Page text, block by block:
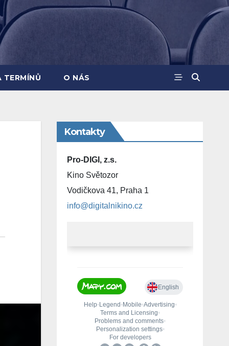
TERMÍNŮ O NÁS
Kontakty
Pro-DIGI, z.s.
Kino Světozor
Vodičkova 41, Praha 1
info@digitalnikino.cz